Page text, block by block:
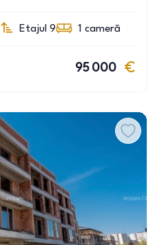
Etajul 9 1 cameră
95 000